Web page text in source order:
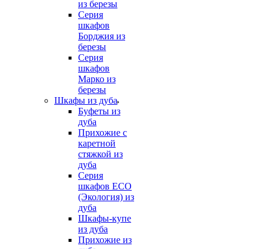
из березы
Серия
шкафов
Борджия из
березы
Серия
шкафов
Марко из
березы
Шкафы из дуба
Буфеты из
дуба
Прихожие с
каретной
стяжкой из
дуба
Серия
шкафов ECO
(Экология) из
дуба
Шкафы-купе
из дуба
Прихожие из